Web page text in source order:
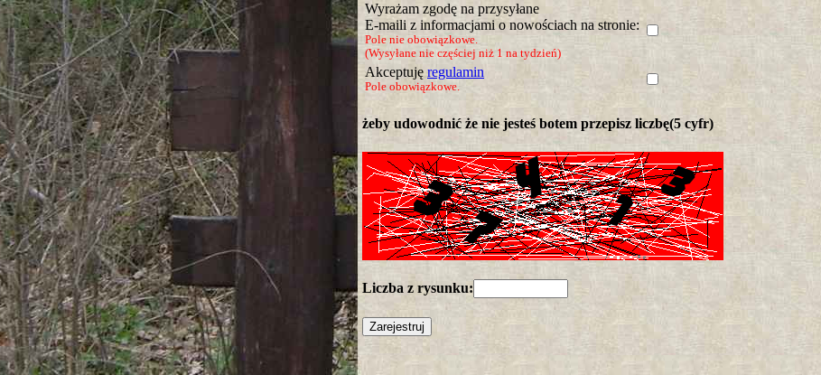
Wyrażam zgodę na przysyłane
E-maili z informacjami o nowościach na stronie:
Pole nie obowiązkowe.
(Wysyłane nie częściej niż 1 na tydzień)
Akceptuję regulamin
Pole obowiązkowe.
żeby udowodnić że nie jesteś botem przepisz liczbę(5 cyfr)
Liczba z rysunku: